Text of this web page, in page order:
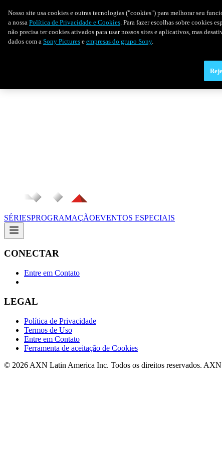
SÉRIESPROGRAMAÇÃOEVENTOS ESPECIAIS
CONECTAR
Entre em Contato
LEGAL
Política de Privacidade
Termos de Uso
Entre em Contato
Ferramenta de aceitação de Cookies
© 2026 AXN Latin America Inc. Todos os direitos reservados.
Nosso site usa cookies e outras tecnologias ("cookies") para melhorar seu
a nossa Política de Privacidade e Cookies. Para fazer escolhas sobre cookies
não precisa ter cookies ativados para usar nossos sites e aplicativos, mas
dados com a Sony Pictures e empresas do grupo Sony.